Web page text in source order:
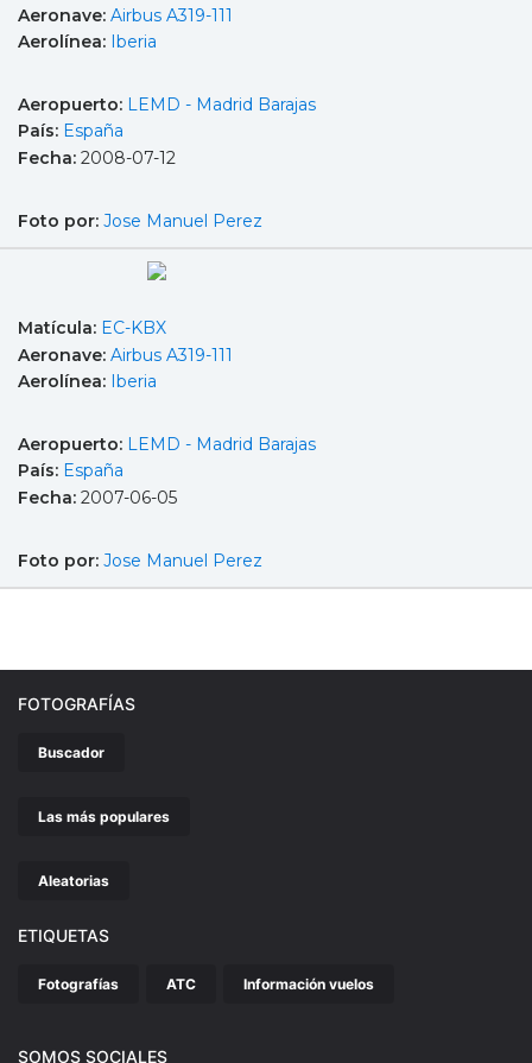
Aeronave: Airbus A319-111
Aerolínea: Iberia
Aeropuerto: LEMD - Madrid Barajas
País: España
Fecha: 2008-07-12
Foto por: Jose Manuel Perez
Matícula: EC-KBX
Aeronave: Airbus A319-111
Aerolínea: Iberia
Aeropuerto: LEMD - Madrid Barajas
País: España
Fecha: 2007-06-05
Foto por: Jose Manuel Perez
FOTOGRAFÍAS
Buscador
Las más populares
Aleatorias
ETIQUETAS
Fotografías ATC Información vuelos
SOMOS SOCIALES